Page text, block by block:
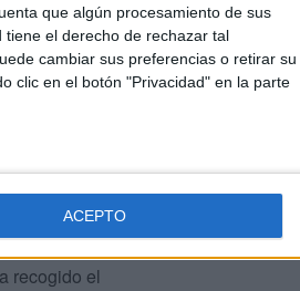
que algún procesamiento de sus
el derecho de rechazar tal
cambiar sus preferencias o retirar su
clic en el botón "Privacidad" en la parte
ACEPTO
retos por
la
o la
recogido el